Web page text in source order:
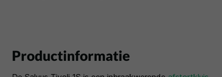
Productinformatie